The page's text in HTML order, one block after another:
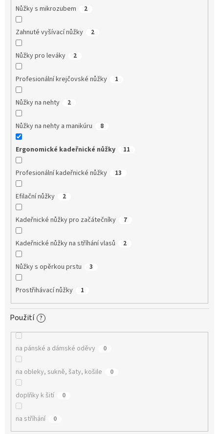
Nůžky s mikrozubem 2
Zahnuté vyšívací nůžky 2
Nůžky pro leváky 2
Profesionální krejčovské nůžky 1
Nůžky na nehty 2
Nůžky na nehty a manikúru 8
Ergonomické kadeřnické nůžky 11
Profesionální kadeřnické nůžky 13
Efilační nůžky 2
Kadeřnické nůžky pro začátečníky 7
Kadeřnické nůžky na stříhání vlasů 2
Nůžky s opěrkou prstu 3
Prostřihávací nůžky 1
Použití ?
na pánské a dámské oděvy 0
na obleky, sukně, šaty, košile 0
doplňky k šití 0
na stříhání 0